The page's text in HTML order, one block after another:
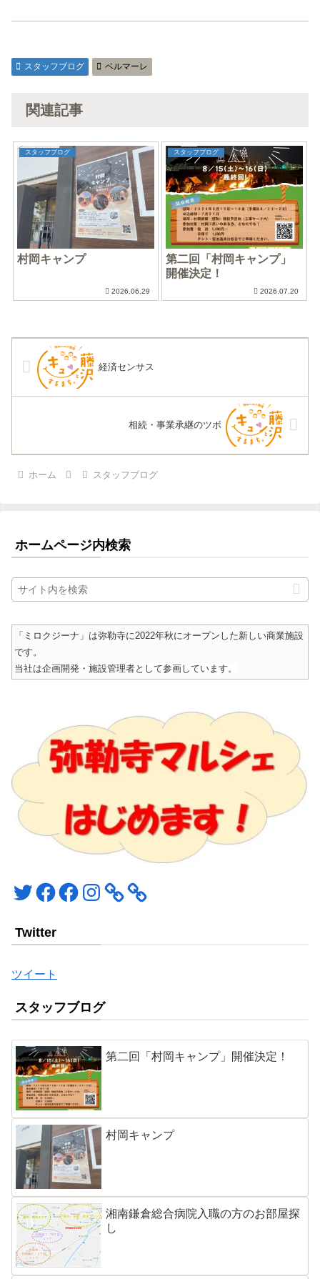
スタッフブログ ベルマーレ
関連記事
スタッフブログ
村岡キャンプ
2026.06.29
スタッフブログ
第二回「村岡キャンプ」
開催決定！
2026.07.20
経済センサス
相続・事業承継のツボ
ホーム スタッフブログ
ホームページ内検索
「ミロクジーナ」は弥勒寺に2022年秋にオープンした新しい商業施設
です。
当社は企画開発・施設管理者として参画しています。
TwitterFacebookFacebookInstagram
Twitter
ツイート
スタッフブログ
第二回「村岡キャンプ」開催決定！
村岡キャンプ
湘南鎌倉総合病院入職の方のお部屋探
し